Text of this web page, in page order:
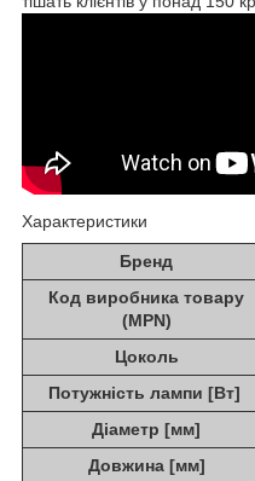
Характеристики
Бренд
Код виробника товару
(MPN)
Цоколь
Потужність лампи [Вт]
Діаметр [мм]
Довжина [мм]